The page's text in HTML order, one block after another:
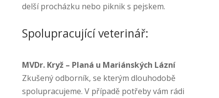
delší procházku nebo piknik s pejskem.
Spolupracující veterinář:
MVDr. Kryž – Planá u Mariánských Lázní
Zkušený odborník, se kterým dlouhodobě
spolupracujeme. V případě potřeby vám rádi